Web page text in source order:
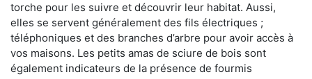
torche pour les suivre et découvrir leur habitat. Aussi,
elles se servent généralement des fils électriques ;
téléphoniques et des branches d’arbre pour avoir accès à
vos maisons. Les petits amas de sciure de bois sont
également indicateurs de la présence de fourmis